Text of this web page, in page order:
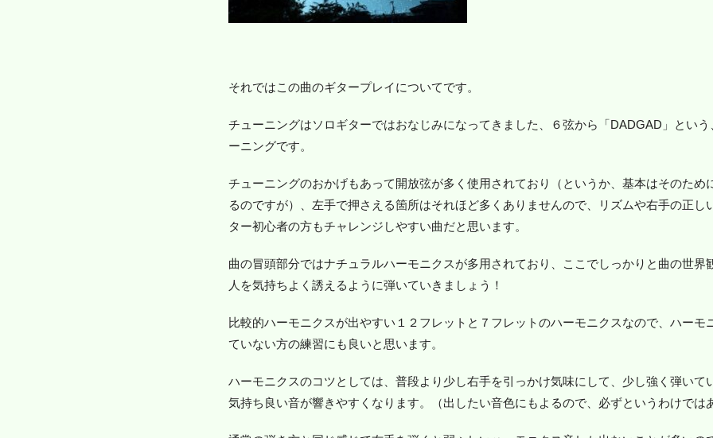
それではこの曲のギタープレイについてです。
チューニングはソロギターではおなじみになってきました、６弦から「DADGAD」という
ーニングです。
チューニングのおかげもあって開放弦が多く使用されており（というか、基本はそのため
るのですが）、左手で押さえる箇所はそれほど多くありませんので、リズムや右手の正し
ター初心者の方もチャレンジしやすい曲だと思います。
曲の冒頭部分ではナチュラルハーモニクスが多用されており、ここでしっかりと曲の世界
人を気持ちよく誘えるように弾いていきましょう！
比較的ハーモニクスが出やすい１２フレットと７フレットのハーモニクスなので、ハーモ
ていない方の練習にも良いと思います。
ハーモニクスのコツとしては、普段より少し右手を引っかけ気味にして、少し強く弾いて
気持ち良い音が響きやすくなります。（出したい音色にもよるので、必ずというわけでは